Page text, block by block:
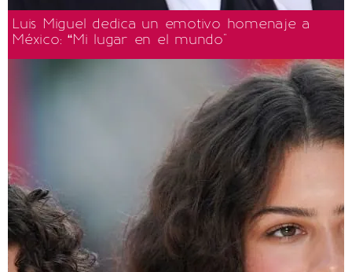
Luis Miguel dedica un emotivo homenaje a
México: “Mi lugar en el mundo"